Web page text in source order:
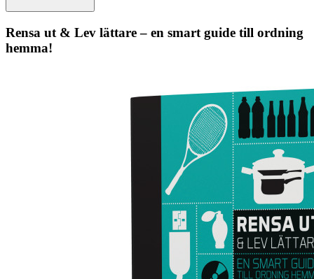
Rensa ut & Lev lättare – en smart guide till ordning
hemma!